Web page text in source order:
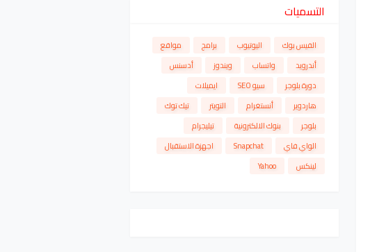
التسميات
الفيس بوك اليوتيوب برامج
مواقع
أندرويد
واتساب ويندوز
أدسنس
دورة بلوجر
سيو SEO
ايميلات
هاردوير
أنستغرام التويتر
تيك توك
بلوجر
بنوك الالكترونية
تيليجرام
الواي فاي
Snapchat
اجهزة الاستقبال
لينكس
Yahoo